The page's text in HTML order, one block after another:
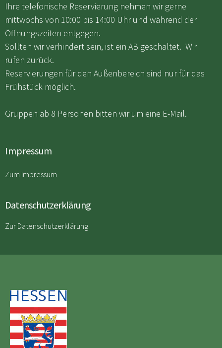
Ihre telefonische Reservierung nehmen wir gerne
mittwochs von 10:00 bis 14:00 Uhr und während der
Öffnungszeiten entgegen.
Sollten wir verhindert sein, ist ein AB geschaltet. Wir
rufen zurück.
Reservierungen für den Außenbereich sind nur für das
Frühstück möglich.
Gruppen ab 8 Personen bitten wir um eine E-Mail.
Impressum
Zum Impressum
Datenschutzerklärung
Zur Datenschutzerklärung